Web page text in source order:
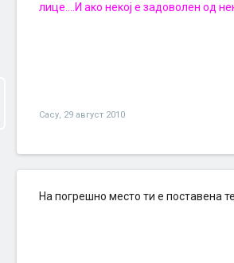
лице....И ако некој е задоволен од
Cacy, 29 август 2010
На погрешно место ти е поставена